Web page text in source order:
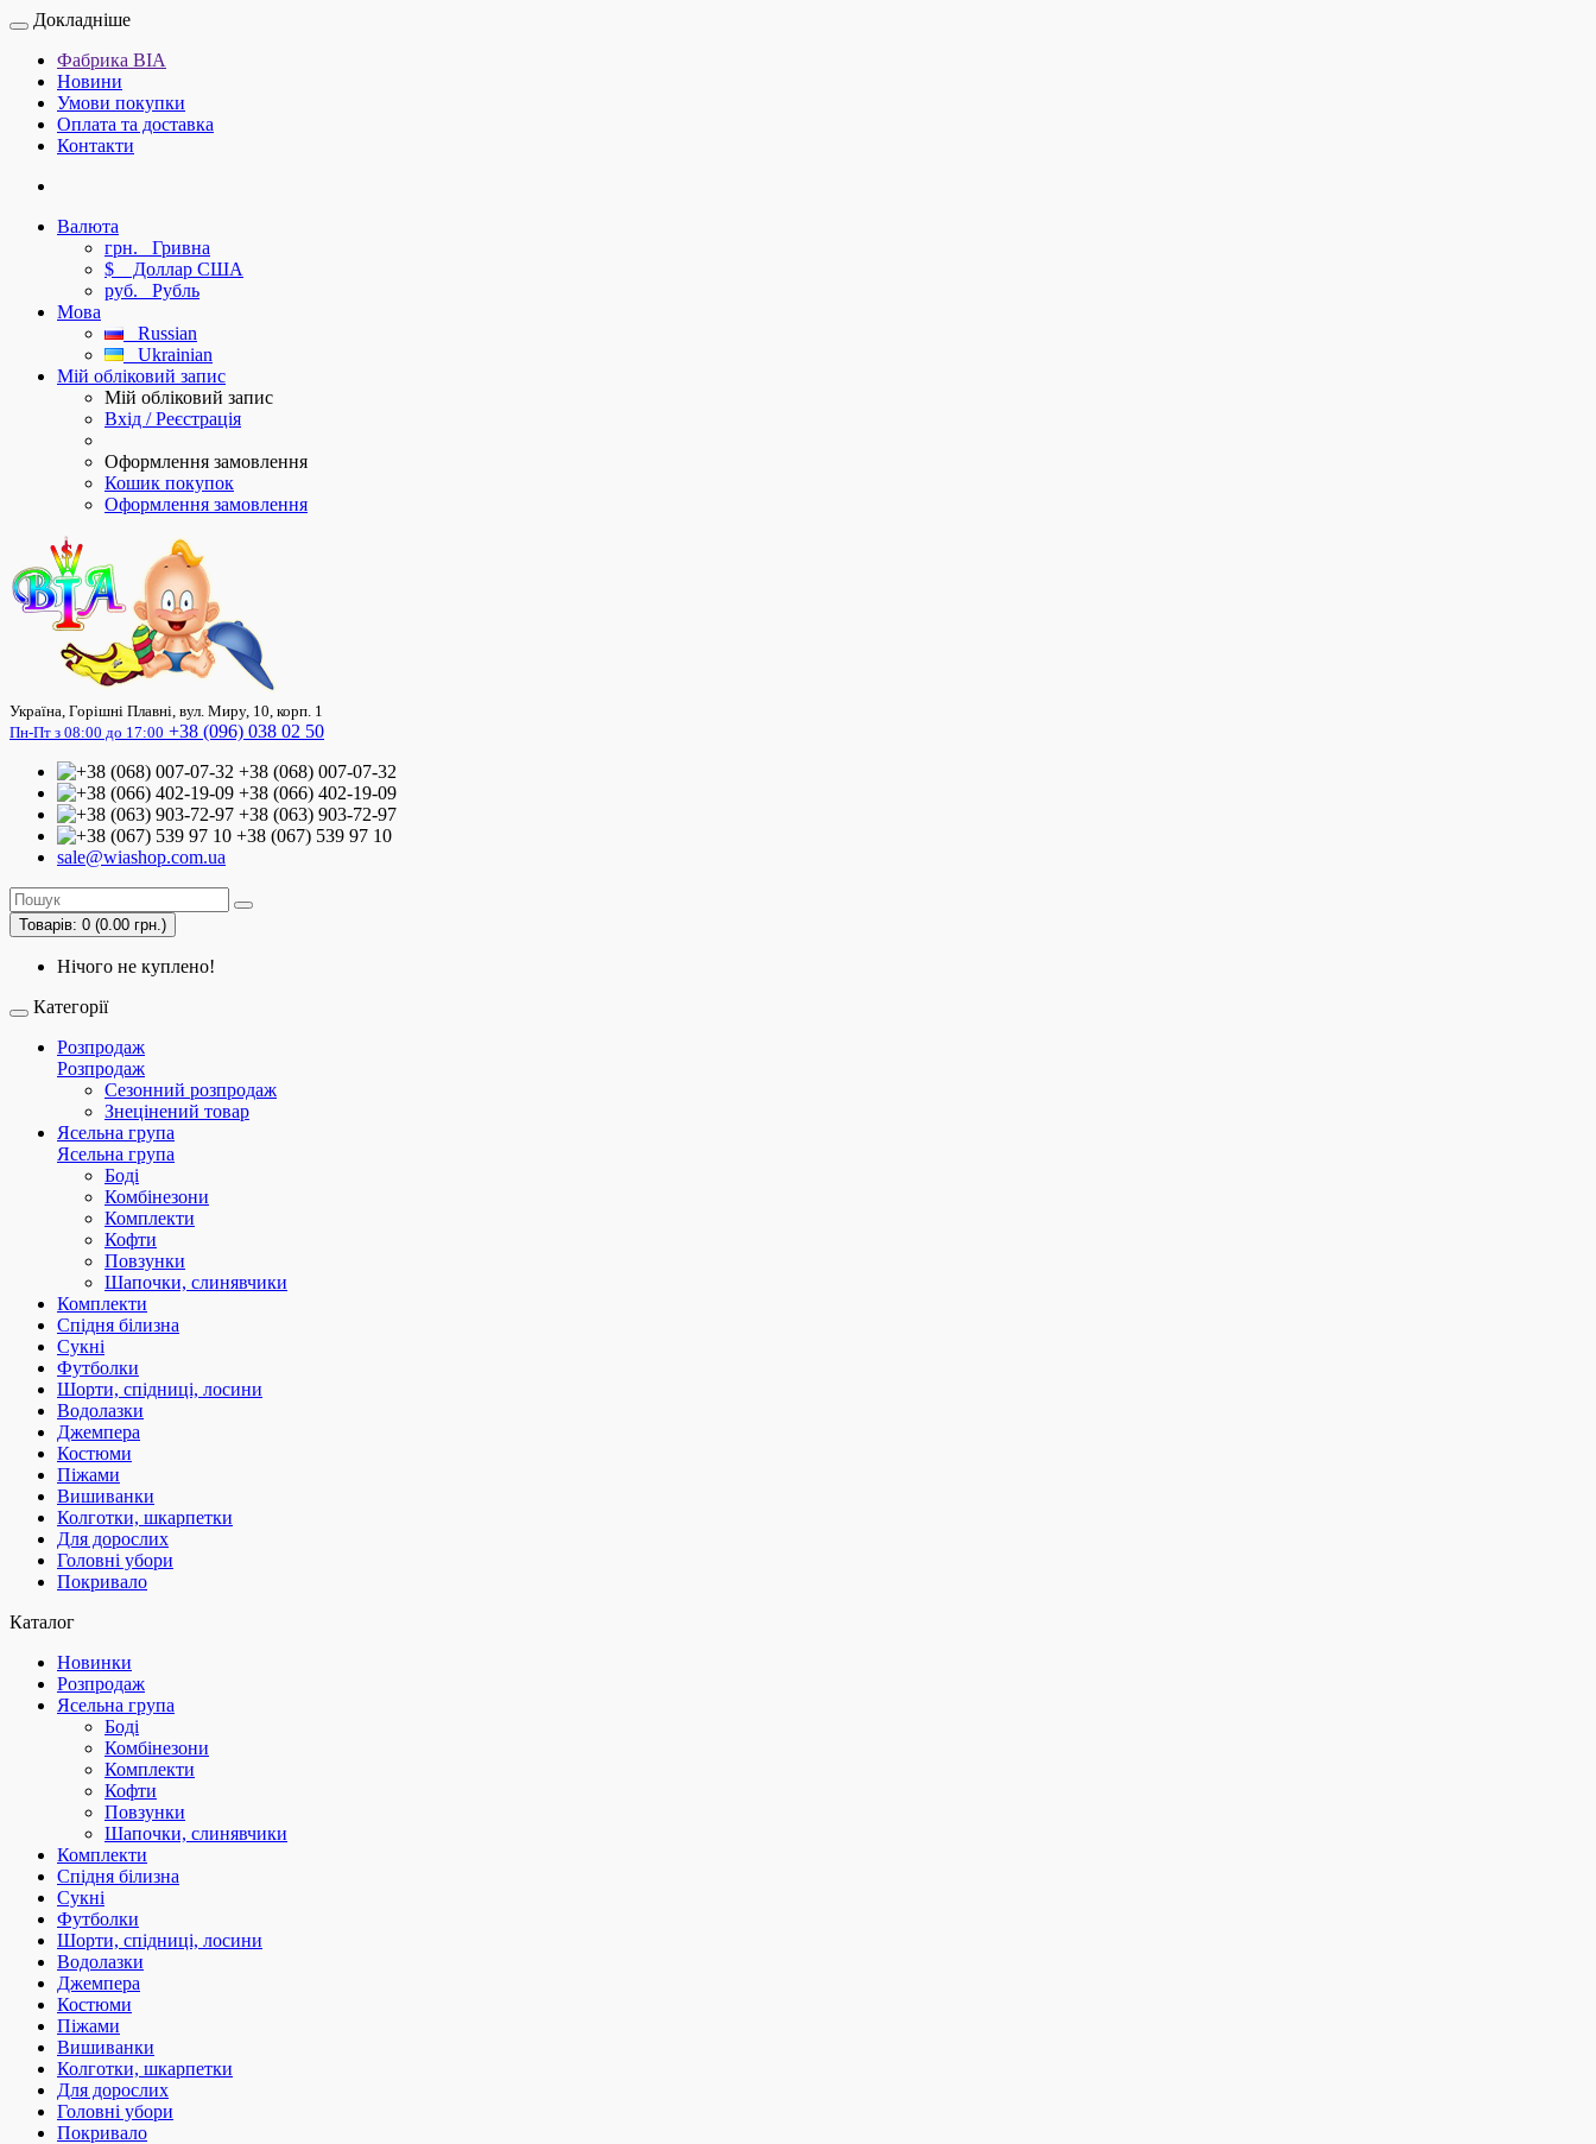
Докладніше
Фабрика ВІА
Новини
Умови покупки
Оплата та доставка
Контакти
Валюта
грн. Гривна
$
Доллар США
руб. Рубль
Мова
Russian
Ukrainian
Мій обліковий запис
Мій обліковий запис
Вхід / Реєстрація
Оформлення замовлення
Кошик покупок
Оформлення замовлення
Україна, Горішні Плавні, вул. Миру, 10, корп. 1
Пн-Пт з 08:00 до 17:00 +38 (096) 038 02 50
+38 (068) 007-07-32
+38 (066) 402-19-09
+38 (063) 903-72-97
+38 (067) 539 97 10
sale@wiashop.com.ua
Товарів: 0 (0.00 грн.)
Нічого не куплено!
Категорії
Розпродаж
Розпродаж
Сезонний розпродаж
Знецінений товар
Ясельна група
Ясельна група
Боді
Комбінезони
Комплекти
Кофти
Повзунки
Шапочки, слинявчики
Комплекти
Спідня білизна
Сукні
Футболки
Шорти, спідниці, лосини
Водолазки
Джемпера
Костюми
Піжами
Вишиванки
Колготки, шкарпетки
Для дорослих
Головні убори
Покривало
Каталог
Новинки
Розпродаж
Ясельна група
Боді
Комбінезони
Комплекти
Кофти
Повзунки
Шапочки, слинявчики
Комплекти
Спідня білизна
Сукні
Футболки
Шорти, спідниці, лосини
Водолазки
Джемпера
Костюми
Піжами
Вишиванки
Колготки, шкарпетки
Для дорослих
Головні убори
Покривало